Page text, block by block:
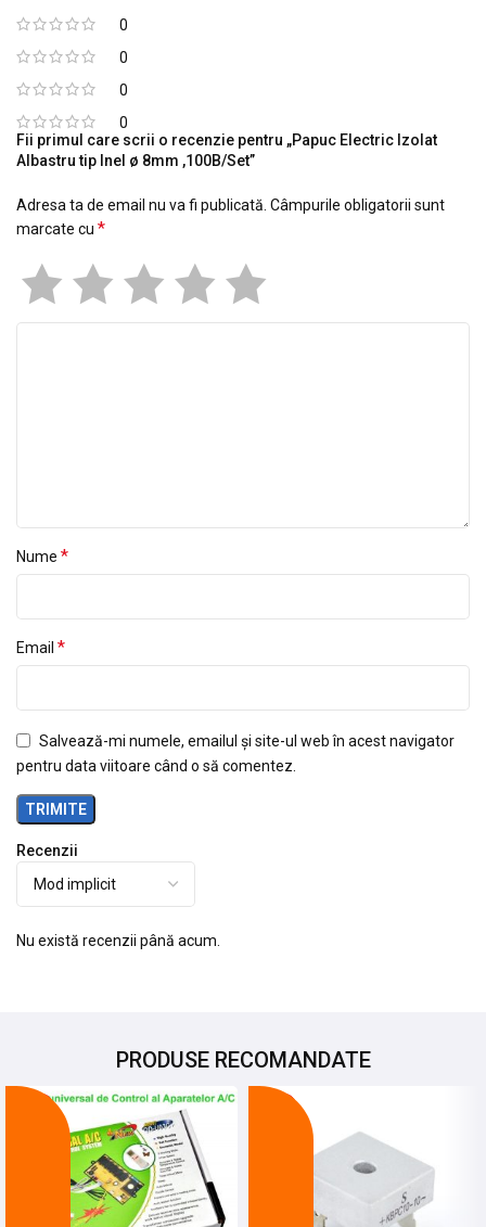
0
0
0
0
Recenzii
Nu există recenzii până acum.
Fii primul care scrii o recenzie pentru „Papuc Electric Izolat
Albastru tip Inel ø 8mm ,100B/Set”
Adresa ta de email nu va fi publicată. Câmpurile obligatorii sunt
marcate cu *
Nume *
Email *
Salvează-mi numele, emailul și site-ul web în acest navigator
pentru data viitoare când o să comentez.
PRODUSE RECOMANDATE